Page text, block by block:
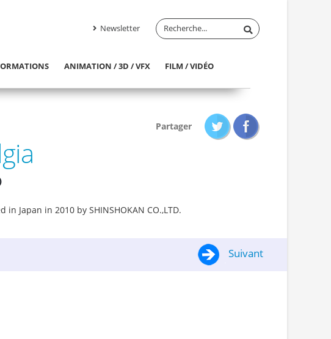
Newsletter
ANIMATION / 3D / VFX FILM / VIDÉO
Partager
in Japan in 2010 by SHINSHOKAN CO.,LTD.
Suivant